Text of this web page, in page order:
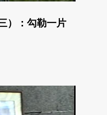
）：勾勒一片